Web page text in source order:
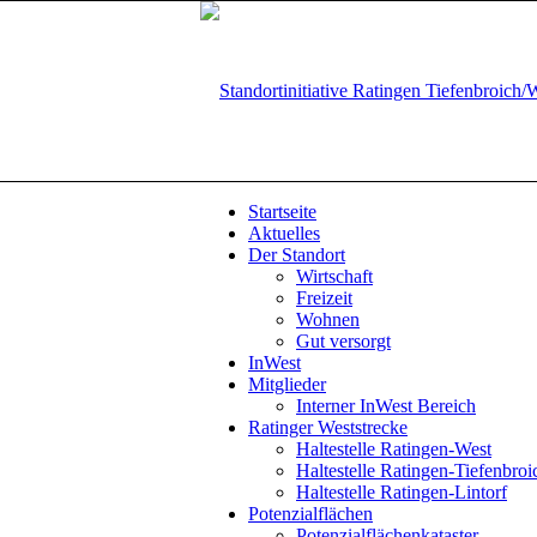
Startseite
Aktuelles
Der Standort
Wirtschaft
Freizeit
Wohnen
Gut versorgt
InWest
Mitglieder
Interner InWest Bereich
Ratinger Weststrecke
Haltestelle Ratingen-West
Haltestelle Ratingen-
Haltestelle Ratingen-Lintorf
Potenzialflächen